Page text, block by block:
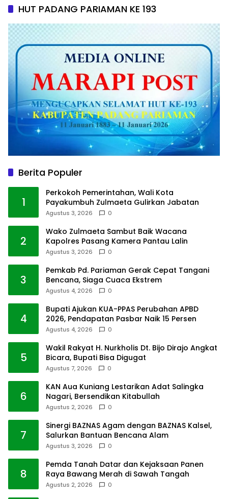
HUT PADANG PARIAMAN KE 193
Berita Populer
1
Perkokoh Pemerintahan, Wali Kota
Payakumbuh Zulmaeta Gulirkan Jabatan
Agustus 3, 2026 0
2
Wako Zulmaeta Sambut Baik Wacana
Kapolres Pasang Kamera Pantau Lalin
Agustus 3, 2026 0
3
Pemkab Pd. Pariaman Gerak Cepat Tangani
Bencana, Siaga Cuaca Ekstrem
Agustus 4, 2026 0
4
Bupati Ajukan KUA-PPAS Perubahan APBD
2026, Pendapatan Pasbar Naik 15 Persen
Agustus 4, 2026 0
5
Wakil Rakyat H. Nurkholis Dt. Bijo Dirajo Angkat
Bicara, Bupati Bisa Digugat
Agustus 7, 2026 0
6
KAN Aua Kuniang Lestarikan Adat Salingka
Nagari, Bersendikan Kitabullah
Agustus 2, 2026 0
7
Sinergi BAZNAS Agam dengan BAZNAS Kalsel,
Salurkan Bantuan Bencana Alam
Agustus 3, 2026 0
8
Pemda Tanah Datar dan Kejaksaan Panen
Raya Bawang Merah di Sawah Tangah
Agustus 2, 2026 0